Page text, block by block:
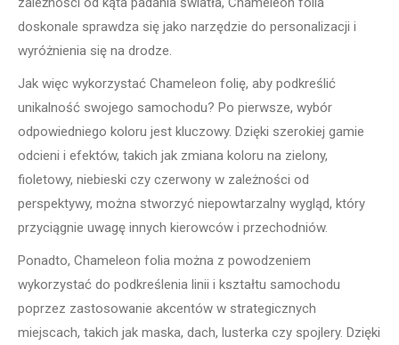
doskonale sprawdza się jako narzędzie do personalizacji i
wyróżnienia się na drodze.
Jak więc wykorzystać Chameleon folię, aby podkreślić
unikalność swojego samochodu? Po pierwsze, wybór
odpowiedniego koloru jest kluczowy. Dzięki szerokiej gamie
odcieni i efektów, takich jak zmiana koloru na zielony,
fioletowy, niebieski czy czerwony w zależności od
perspektywy, można stworzyć niepowtarzalny wygląd, który
przyciągnie uwagę innych kierowców i przechodniów.
Ponadto, Chameleon folia można z powodzeniem
wykorzystać do podkreślenia linii i kształtu samochodu
poprzez zastosowanie akcentów w strategicznych
miejscach, takich jak maska, dach, lusterka czy spojlery. Dzięki